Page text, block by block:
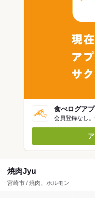
食べログアプ
会員登録なし
焼肉Jyu
宮崎市 / 焼肉、ホルモン